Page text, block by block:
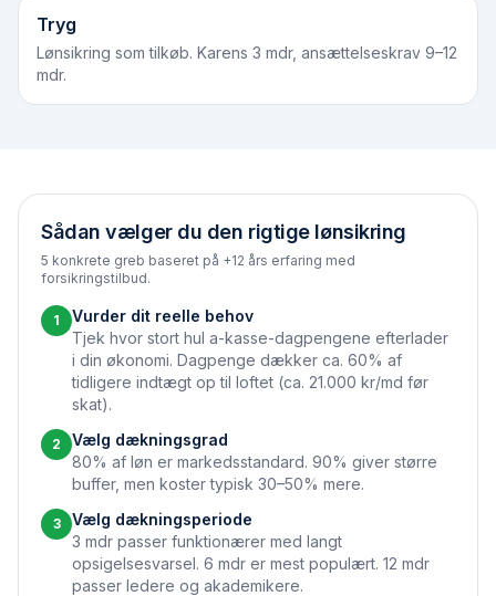
Tryg
Lønsikring som tilkøb. Karens 3 mdr, ansættelseskrav 9–12
mdr.
Sådan vælger du den rigtige lønsikring
5 konkrete greb baseret på +12 års erfaring med
forsikringstilbud.
1
Vurder dit reelle behov
Tjek hvor stort hul a-kasse-dagpengene efterlader
i din økonomi. Dagpenge dækker ca. 60% af
tidligere indtægt op til loftet (ca. 21.000 kr/md før
skat).
2
Vælg dækningsgrad
80% af løn er markedsstandard. 90% giver større
buffer, men koster typisk 30–50% mere.
3
Vælg dækningsperiode
3 mdr passer funktionærer med langt
opsigelsesvarsel. 6 mdr er mest populært. 12 mdr
passer ledere og akademikere.